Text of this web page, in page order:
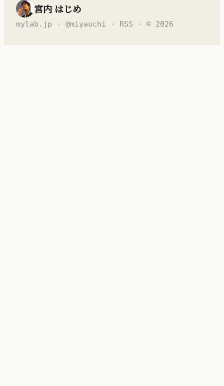
宮内 はじめ
mylab.jp · @miyauchi · RSS · © 2026